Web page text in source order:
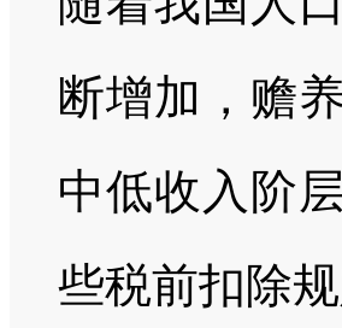
断增加，赡
中低收入阶
些税前扣除